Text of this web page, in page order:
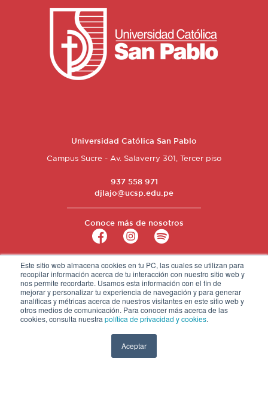
Este sitio web almacena cookies en tu PC, las cuales se utilizan para
recopilar información acerca de tu interacción con nuestro sitio web y
nos permite recordarte. Usamos esta información con el fin de
mejorar y personalizar tu experiencia de navegación y para generar
analíticas y métricas acerca de nuestros visitantes en este sitio web y
otros medios de comunicación. Para conocer más acerca de las
cookies, consulta nuestra política de privacidad y cookies.
Aceptar
Universidad Católica San Pablo
Campus Sucre - Av. Salaverry 301, Tercer piso
937 558 971
djlajo@ucsp.edu.pe
Conoce más de nosotros
PORTAL ACADÉMICO
POLÍTICA DE PRIVACIDAD
LIBRO DE RECLAMACIONES